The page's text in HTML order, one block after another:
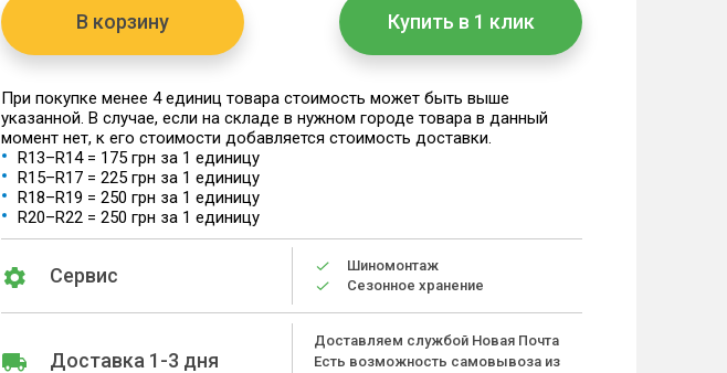
В корзину Купить в 1 клик
При покупке менее 4 единиц товара стоимость может быть выше
указанной. В случае, если на складе в нужном городе товара в данный
момент нет, к его стоимости добавляется стоимость доставки.
R13–R14 = 175 грн за 1 единицу
R15–R17 = 225 грн за 1 единицу
R18–R19 = 250 грн за 1 единицу
R20–R22 = 250 грн за 1 единицу
Сервис
Шиномонтаж
Сезонное хранение
Доставка 1-3 дня
Доставляем службой Новая Почта
Есть возможность самовывоза из